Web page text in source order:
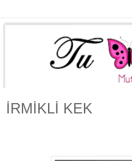
İRMİKLİ KEK